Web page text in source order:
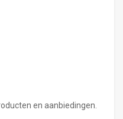
en aanbiedingen.